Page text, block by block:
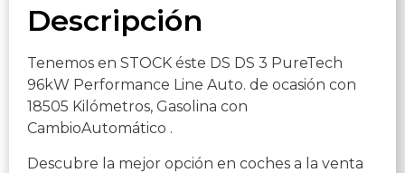
Descripción
Tenemos en STOCK éste DS DS 3 PureTech
96kW Performance Line Auto. de ocasión con
18505 Kilómetros, Gasolina con
CambioAutomático .
Descubre la mejor opción en coches a la venta